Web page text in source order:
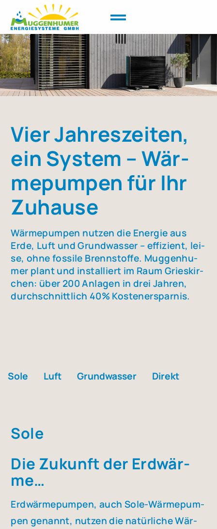
Vier Jah­res­zei­ten,
ein Sys­tem – Wär­
me­pum­pen für Ihr
Zuhau­se
Wär­me­pum­pen nut­zen die Ener­gie aus
Erde, Luft und Grund­was­ser – effi­zi­ent, lei­
se, ohne fos­si­le Brenn­stof­fe. Mug­gen­hu­
mer plant und instal­liert im Raum Gries­kir­
chen: über 200 Anla­gen in drei Jah­ren,
durch­schnitt­lich 40% Kos­ten­er­spar­nis.
Sole Luft Grund­was­ser Direkt
Sole
Die Zukunft der Erd­wär­
me…
Erd­wär­me­pum­pen, auch Sole-Wär­me­pum­
pen genannt, nut­zen die natür­li­che Wär­